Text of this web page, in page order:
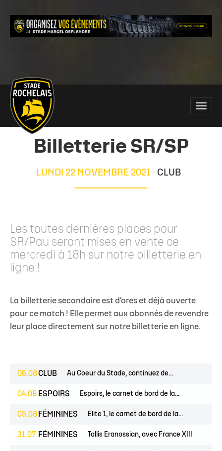
Main
site
navigation
Toggle
Billetterie SR/SP
LUNDI 22 NOVEMBRE 2021 CLUB
Les toutes dernières places pour
SR/Pau seront mises en vente ce
mercredi à 18h sur notre billetterie en
ligne !
La billetterie secondaire est d'ores et déjà ouverte
pour ce match ! Elle permet aux abonnés de revendre
leur place directement sur notre billetterie en ligne.
06.08CLUB Au Coeur du Stade, continuez de...
04.08 ESPOIRS Espoirs, le carnet de bord de la...
03.08 FÉMININES Élite 1, le carnet de bord de la...
31.07 FÉMININES Tallis Eranossian, avec France XIII